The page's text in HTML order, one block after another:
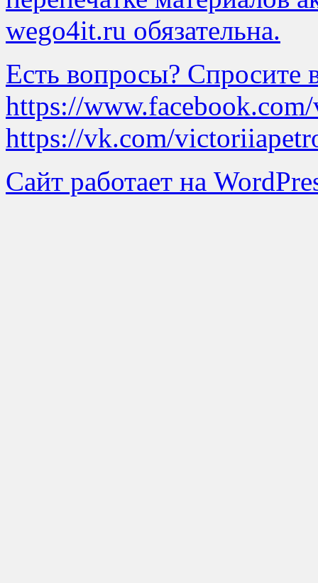
wego4it.ru обязательна.
Есть вопросы? Спросите
https://
https://vk.com/
Сайт работает на